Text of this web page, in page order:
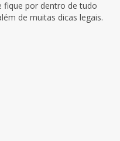
fique por dentro de tudo
de muitas dicas legais.